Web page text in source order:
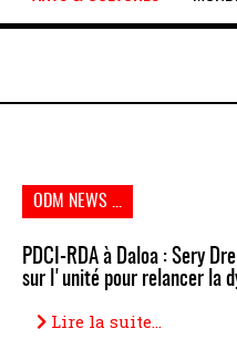
ODM NEWS ...
PDCI-RDA à Daloa : Sery
sur l'unité pour relancer la
Lire la suite...